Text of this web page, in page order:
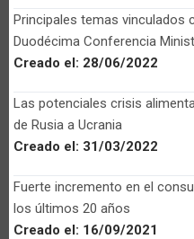
Principales temas vinculados
Duodécima Conferencia
Creado el: 28/06/2022
Las potenciales crisis
de Rusia a Ucrania
Creado el: 31/03/2022
Fuerte incremento en el
los últimos 20 años
Creado el: 16/09/2021